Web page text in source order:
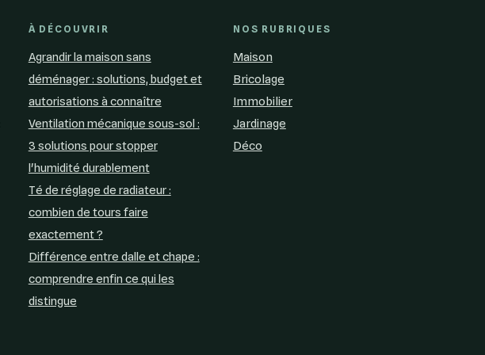
À DÉCOUVRIR
Agrandir la maison sans
déménager : solutions, budget et
autorisations à connaître
Ventilation mécanique sous-sol :
3 solutions pour stopper
l'humidité durablement
Té de réglage de radiateur :
combien de tours faire
exactement ?
Différence entre dalle et chape :
comprendre enfin ce qui les
distingue
NOS RUBRIQUES
Maison
Bricolage
Immobilier
Jardinage
Déco